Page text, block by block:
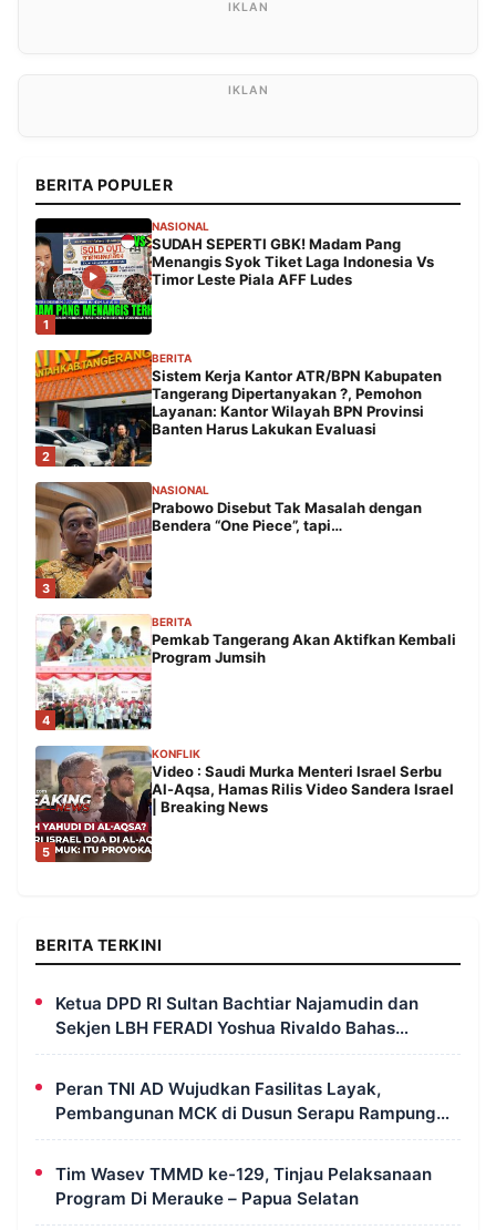
BERITA POPULER
1
NASIONAL
SUDAH SEPERTI GBK! Madam Pang
Menangis Syok Tiket Laga Indonesia Vs
Timor Leste Piala AFF Ludes
2
BERITA
Sistem Kerja Kantor ATR/BPN Kabupaten
Tangerang Dipertanyakan ?, Pemohon
Layanan: Kantor Wilayah BPN Provinsi
Banten Harus Lakukan Evaluasi
3
NASIONAL
Prabowo Disebut Tak Masalah dengan
Bendera “One Piece”, tapi…
4
BERITA
Pemkab Tangerang Akan Aktifkan Kembali
Program Jumsih
5
KONFLIK
Video : Saudi Murka Menteri Israel Serbu
Al-Aqsa, Hamas Rilis Video Sandera Israel
| Breaking News
BERITA TERKINI
Ketua DPD RI Sultan Bachtiar Najamudin dan
Sekjen LBH FERADI Yoshua Rivaldo Bahas
Geopolitik dan Supremasi Hukum
Peran TNI AD Wujudkan Fasilitas Layak,
Pembangunan MCK di Dusun Serapu Rampung
Dikerjakan
Tim Wasev TMMD ke-129, Tinjau Pelaksanaan
Program Di Merauke – Papua Selatan